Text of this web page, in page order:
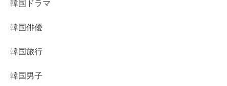
韓国ドラマ
韓国俳優
韓国旅行
韓国男子